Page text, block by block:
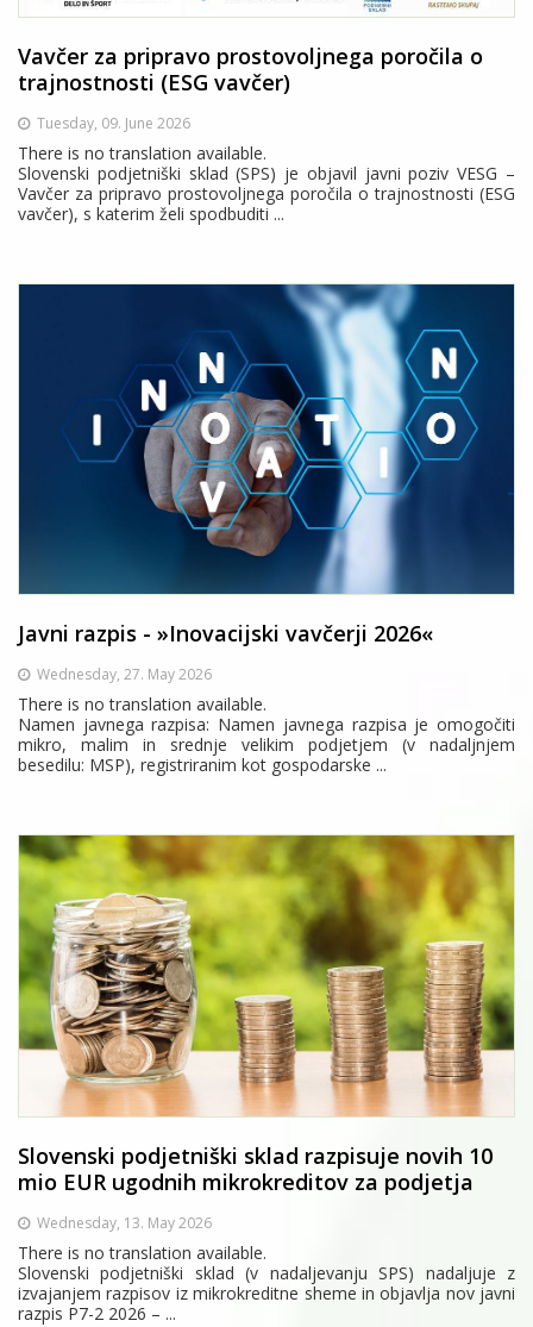
Vavčer za pripravo prostovoljnega poročila o
trajnostnosti (ESG vavčer)
Tuesday, 09. June 2026
There is no translation available.
Slovenski podjetniški sklad (SPS) je objavil javni poziv VESG –
Vavčer za pripravo prostovoljnega poročila o trajnostnosti (ESG
vavčer), s katerim želi spodbuditi ...
Javni razpis - »Inovacijski vavčerji 2026«
Wednesday, 27. May 2026
There is no translation available.
Namen javnega razpisa: Namen javnega razpisa je omogočiti
mikro, malim in srednje velikim podjetjem (v nadaljnjem
besedilu: MSP), registriranim kot gospodarske ...
Slovenski podjetniški sklad razpisuje novih 10
mio EUR ugodnih mikrokreditov za podjetja
Wednesday, 13. May 2026
There is no translation available.
Slovenski podjetniški sklad (v nadaljevanju SPS) nadaljuje z
izvajanjem razpisov iz mikrokreditne sheme in objavlja nov javni
razpis P7-2 2026 – ...